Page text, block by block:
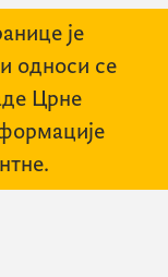
је
односи се
Црне